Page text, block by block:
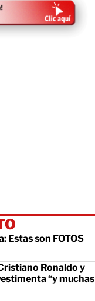
Estas son FOTOS
Ronaldo y
“y muchas